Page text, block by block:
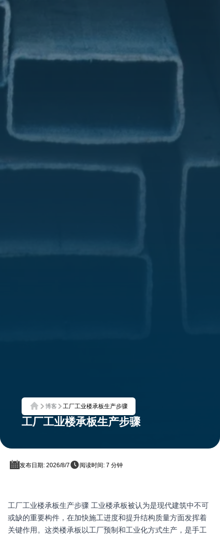
首页
博客 工厂工业楼承板生产步骤
工厂工业楼承板生产步骤
发布日期: 2026/8/7 阅读时间: 7 分钟
工厂工业楼承板生产步骤 工业楼承板被认为是现代建筑中不可
或缺的重要构件，在加快施工进度和提升结构质量方面发挥着
关键作用。这类楼承板以工厂预制和工业化方式生产，是手工